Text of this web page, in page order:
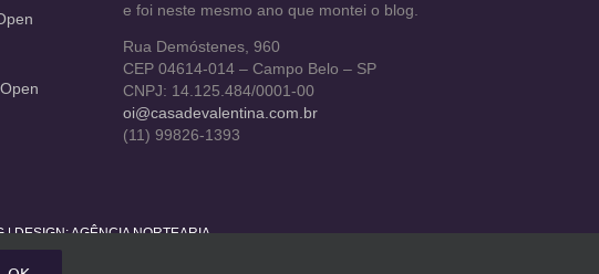
e foi neste mesmo ano que montei o blog.
Rua Demóstenes, 960
CEP 04614-014 – Campo Belo – SP
CNPJ: 14.125.484/0001-00
oi@casadevalentina.com.br
(11) 99826-1393
| DESIGN: AGÊNCIA NORTEARIA